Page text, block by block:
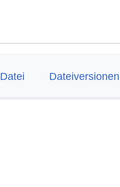
Datei Dateiversionen